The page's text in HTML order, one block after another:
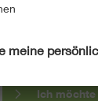
berichten
informieren
Ich